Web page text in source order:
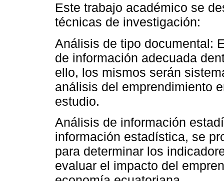
Este trabajo académico se
técnicas de investigación:
Análisis de tipo documental:
de información adecuada
ello, los mismos serán
análisis del emprendimiento
estudio.
Análisis de información
información estadística, se
para determinar los
evaluar el impacto del